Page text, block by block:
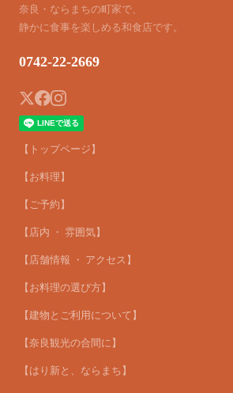
奈良・ならまちの町家で、
静かに食事を楽しめる和食店です。
0742-22-2669
【トップページ】
【お料理】
【ご予約】
【店内 ・ 雰囲気】
【店舗情報 ・ アクセス】
【お料理の選び方】
【建物とご利用について】
【奈良観光の合間に】
【はり新と、ならまち】